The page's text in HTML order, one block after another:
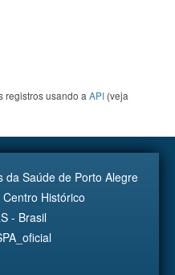
registros usando a API (veja
da Saúde de Porto Alegre
Histórico
- Brasil